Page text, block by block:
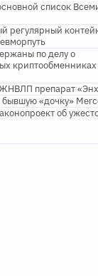
список
регулярный
по делу о
препарат
«дочку»
об